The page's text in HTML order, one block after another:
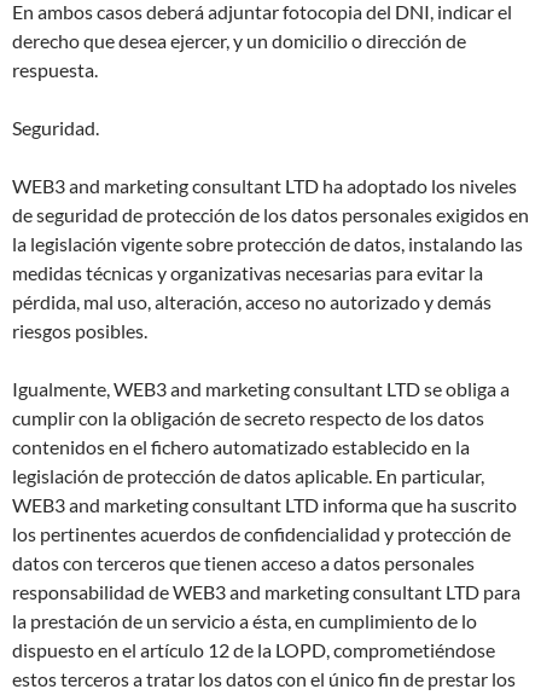
En ambos casos deberá adjuntar fotocopia del DNI, indicar el
derecho que desea ejercer, y un domicilio o dirección de
respuesta.
Seguridad.
WEB3 and marketing consultant LTD ha adoptado los niveles
de seguridad de protección de los datos personales exigidos en
la legislación vigente sobre protección de datos, instalando las
medidas técnicas y organizativas necesarias para evitar la
pérdida, mal uso, alteración, acceso no autorizado y demás
riesgos posibles.
Igualmente, WEB3 and marketing consultant LTD se obliga a
cumplir con la obligación de secreto respecto de los datos
contenidos en el fichero automatizado establecido en la
legislación de protección de datos aplicable. En particular,
WEB3 and marketing consultant LTD informa que ha suscrito
los pertinentes acuerdos de confidencialidad y protección de
datos con terceros que tienen acceso a datos personales
responsabilidad de WEB3 and marketing consultant LTD para
la prestación de un servicio a ésta, en cumplimiento de lo
dispuesto en el artículo 12 de la LOPD, comprometiéndose
estos terceros a tratar los datos con el único fin de prestar los